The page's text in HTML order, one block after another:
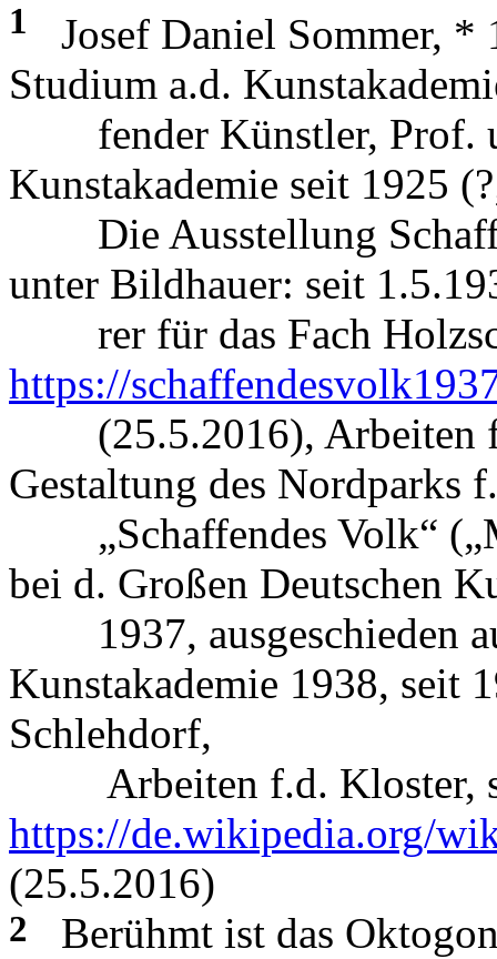
1
Josef Daniel Sommer,
Studium a.d.
fender Künstler, Prof.
Kunstakademie seit 1925
Die Ausstellung
unter Bildhauer: seit
rer für das Fach
https://
(25.5.2016), Arbeiten
Gestaltung des Nordparks
„Schaffendes Volk“
bei d. Großen Deutschen
1937, ausgeschieden
Kunstakademie 1938, seit
Schlehdorf,
Arbeiten f.d. Kloster,
https://de.wikipedia.org/
(25.5.2016)
2
Berühmt ist das